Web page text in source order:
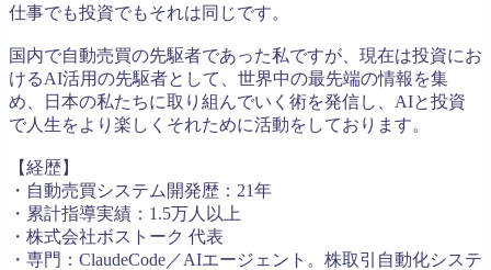
仕事でも投資でもそれは同じです。
国内で自動売買の先駆者であった私ですが、現在は投資にお
けるAI活用の先駆者として、世界中の最先端の情報を集
め、日本の私たちに取り組んでいく術を発信し、AIと投資
で人生をより楽しくそれために活動をしております。
【経歴】
・自動売買システム開発歴：21年
・累計指導実績：1.5万人以上
・株式会社ボストーク 代表
・専門：ClaudeCode／AIエージェント。株取引自動化システ